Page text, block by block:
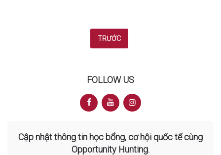
TRƯỚC
FOLLOW US
Cập nhật thông tin học bổng, cơ hội quốc tế cùng
Opportunity Hunting.